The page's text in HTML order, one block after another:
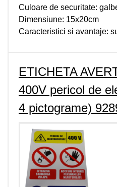
Culoare de securitate:
Dimensiune: 15x20cm
Caracteristici si avantaje:
ETICHETA
400V pericol de
4 pictograme)